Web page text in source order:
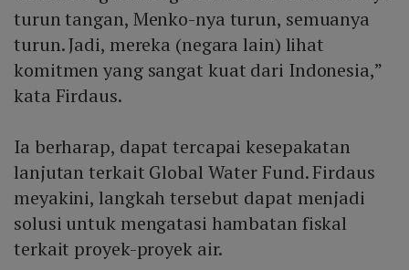
turun tangan, Menko-nya turun, semuanya
turun. Jadi, mereka (negara lain) lihat
komitmen yang sangat kuat dari Indonesia,”
kata Firdaus.
Ia berharap, dapat tercapai kesepakatan
lanjutan terkait Global Water Fund. Firdaus
meyakini, langkah tersebut dapat menjadi
solusi untuk mengatasi hambatan fiskal
terkait proyek-proyek air.